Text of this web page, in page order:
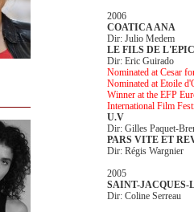
2006
COATICA ANA
Dir: Julio Medem
LE FILS DE
Dir: Eric Guirado
Nominated at Cesar
Nominated at Etoile
Winner at the EFP
International Film
U.V
Dir: Gilles Paquet-
PARS VITE ET
Dir: Régis Wargnier
2005
SAINT-JACQUES-
Dir: Coline Serreau